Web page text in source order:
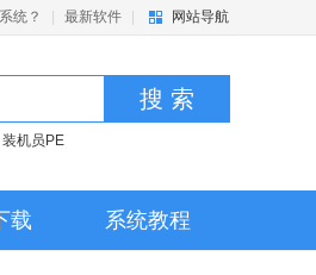
统？ 最新软件 网站导航
搜 索
装机员PE
载 系统教程